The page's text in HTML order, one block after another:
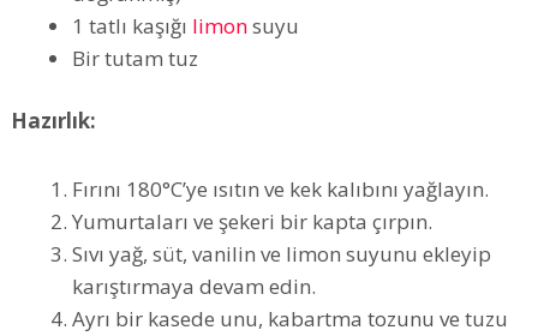
1 tatlı kaşığı limonsuyu
Bir tutam tuz
Hazırlık:
Fırını 180°C’ye ısıtın ve kek kalıbını yağlayın.
Yumurtaları ve şekeri bir kapta çırpın.
Sıvı yağ, süt, vanilin ve limon suyunu ekleyip
karıştırmaya devam edin.
Ayrı bir kasede unu, kabartma tozunu ve tuzu